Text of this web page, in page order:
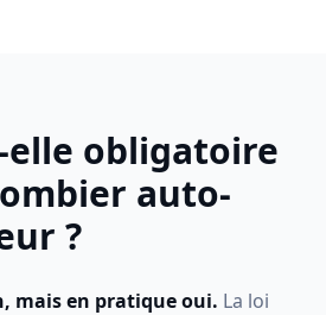
elle obligatoire
auto-
?
mais en pratique oui. La loi